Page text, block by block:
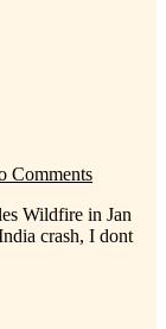
Comments
crash, I dont